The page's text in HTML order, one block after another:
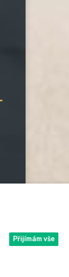
Přijímám vše